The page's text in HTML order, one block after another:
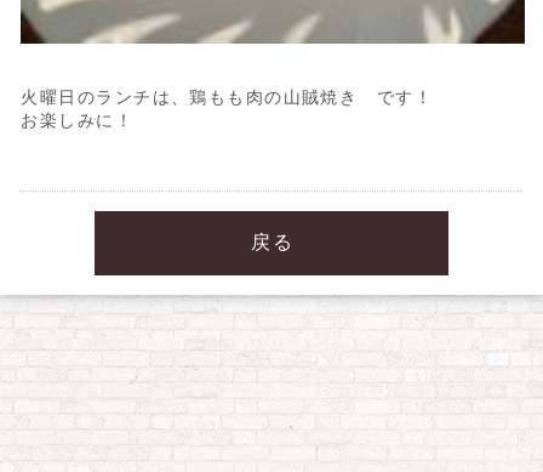
火曜日のランチは、鶏もも肉の山賊焼き です！
お楽しみに！
戻る